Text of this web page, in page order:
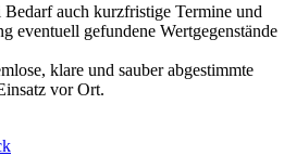
auch kurzfristige Termine und
eventuell gefundene Wertgegenstände
klare und sauber abgestimmte
vor Ort.